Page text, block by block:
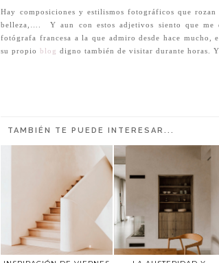
Hay composiciones y estilismos fotográficos que
belleza,…. Y aun con estos adjetivos siento que me
fotógrafa francesa a la que admiro desde hace mucho,
su propio
blog digno también de visitar durante horas.
TAMBIÉN TE PUEDE INTERESAR...